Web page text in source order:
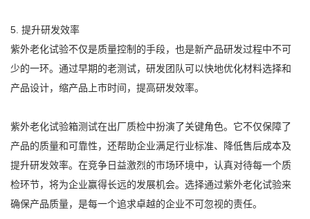
5. 提升研发效率
紫外老化试验不仅是质量控制的手段，也是新产品研发过程中不可
少的一环。通过早期的老测试，研发团队可以快地优化材料选择和
产品设计，缩产品上市时间，提高研发效率。
紫外老化试验箱测试在出厂质检中扮演了关键角色。它不仅保障了
产品的质量和可靠性，还帮助企业满足行业标准、降低售后成本及
提升研发效率。在竞争日益激烈的市场环境中，认真对待每一个质
检环节，将为企业赢得长远的发展机会。选择通过紫外老化试验来
确保产品质量，是每一个追求卓越的企业不可忽视的责任。